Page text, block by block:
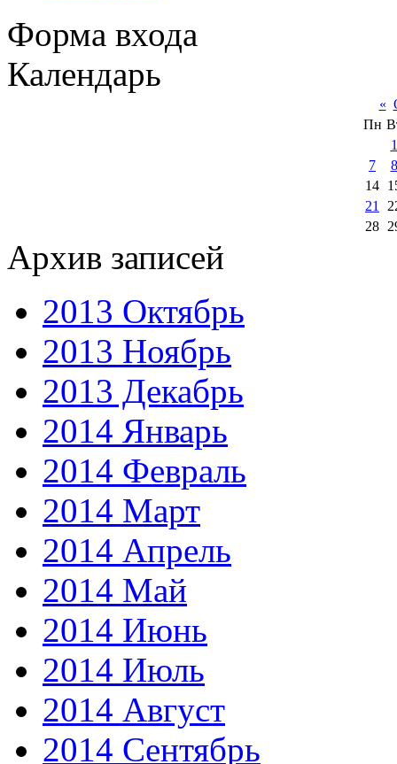
Форма входа
Календарь
«
Пн
1
7
8
14
21
28
Архив записей
2013 Октябрь
2013 Ноябрь
2013 Декабрь
2014 Январь
2014 Февраль
2014 Март
2014 Апрель
2014 Май
2014 Июнь
2014 Июль
2014 Август
2014 Сентябрь